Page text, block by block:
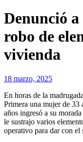
Denunció
robo de
vivienda
18 marzo, 2025
En horas de la
Primera una mujer de 33
años ingresó a su
le sustrajo varios
operativo para dar con el